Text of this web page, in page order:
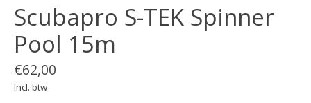
Scubapro S-TEK Spinner
Pool 15m
€62,00
Incl. btw